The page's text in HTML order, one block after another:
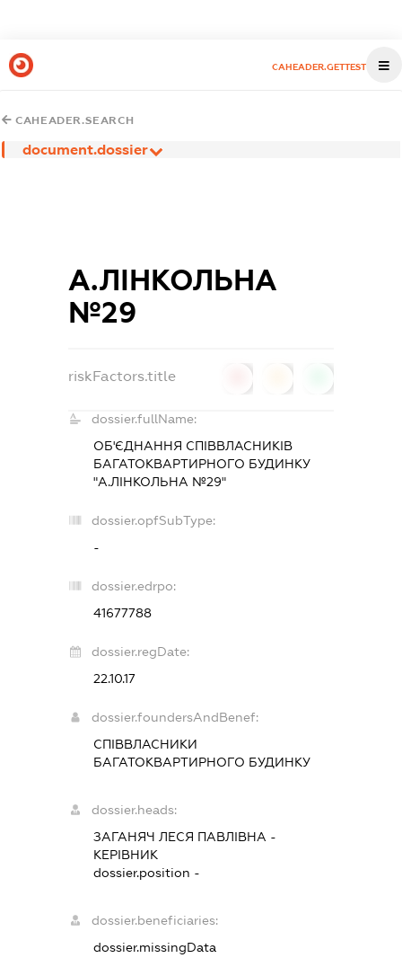
CAHEADER.GETTEST
CAHEADER.SEARCH
document.dossier
А.ЛІНКОЛЬНА
№29
riskFactors.title
dossier.fullName:
ОБ'ЄДНАННЯ СПІВВЛАСНИКІВ
БАГАТОКВАРТИРНОГО БУДИНКУ
"А.ЛІНКОЛЬНА №29"
dossier.opfSubType:
-
dossier.edrpo:
41677788
dossier.regDate:
22.10.17
dossier.foundersAndBenef:
СПІВВЛАСНИКИ
БАГАТОКВАРТИРНОГО БУДИНКУ
dossier.heads:
ЗАГАНЯЧ ЛЕСЯ ПАВЛІВНА -
КЕРІВНИК
dossier.position -
dossier.beneficiaries:
dossier.missingData